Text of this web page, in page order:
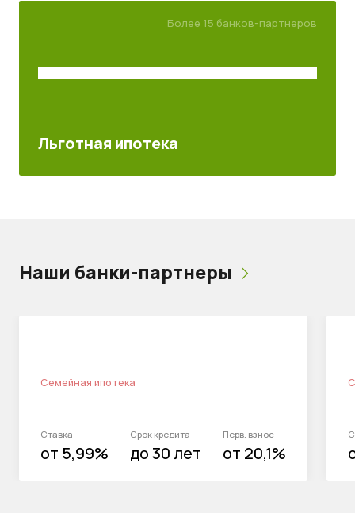
Более 15 банков-партнеров
Льготная ипотека
Наши банки-партнеры
Семейная ипотека
Ставка
от 5,99%
Срок кредита
до 30 лет
Перв. взнос
от 20,1%